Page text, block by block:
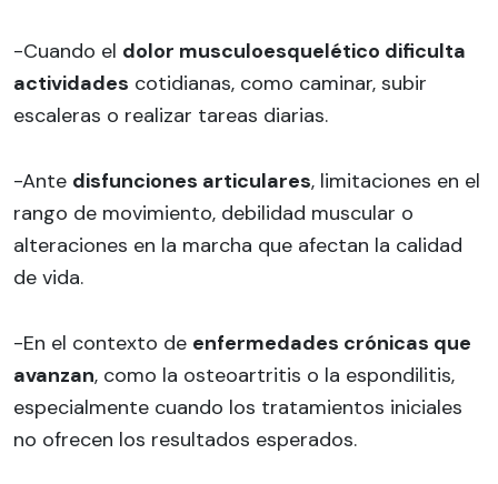
-Cuando el dolor musculoesquelético dificulta
actividades cotidianas, como caminar, subir
escaleras o realizar tareas diarias.
-Ante disfunciones articulares, limitaciones en el
rango de movimiento, debilidad muscular o
alteraciones en la marcha que afectan la calidad
de vida.
-En el contexto de enfermedades crónicas que
avanzan, como la osteoartritis o la espondilitis,
especialmente cuando los tratamientos iniciales
no ofrecen los resultados esperados.